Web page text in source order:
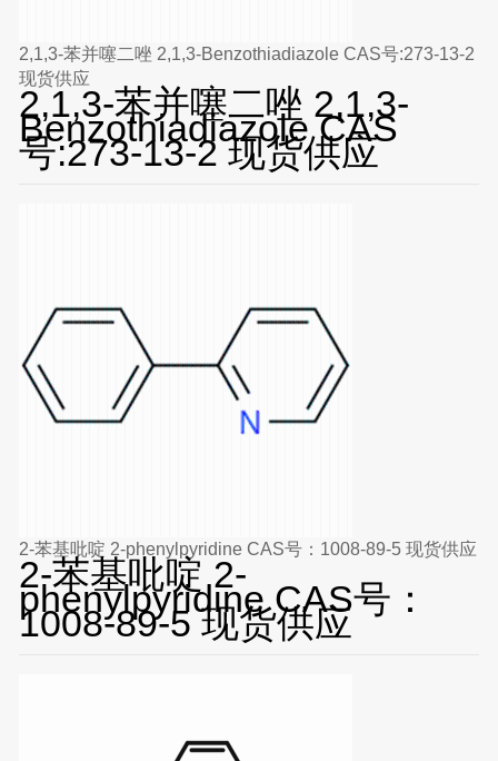
2,1,3-苯并噻二唑 2,1,3-Benzothiadiazole CAS号:273-13-2
现货供应
2,1,3-苯并噻二唑 2,1,3-
Benzothiadiazole CAS
号:273-13-2 现货供应
2-苯基吡啶 2-phenylpyridine CAS号：1008-89-5 现货供应
2-苯基吡啶 2-
phenylpyridine CAS号：
1008-89-5 现货供应